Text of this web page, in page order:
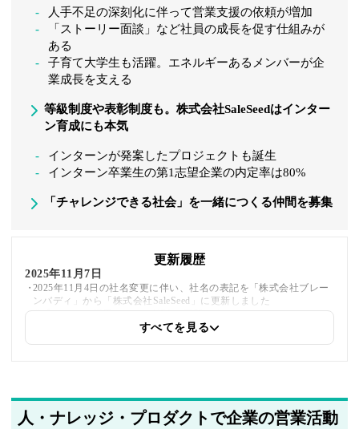
人手不足の深刻化に伴って営業支援の依頼が増加
「ストーリー面談」など社員の成長を促す仕組みが
ある
子育て大学生も活躍。エネルギーあるメンバーが企
業成長を支える
等級制度や表彰制度も。株式会社SaleSeedはインター
ン育成にも本気
インターンが発案したプロジェクトも誕生
インターン卒業生の第1志望企業の内定率は80%
「チャレンジできる社会」を一緒につくる仲間を募集
更新履歴
2025年11月7日
2025年11月4日の社名変更に伴い、社名の表記を「株式会社ブレー
ンバディ」から「株式会社SaleSeed」に更新しました
公式ページ、採用ページのURLを更新しました
2025年5月20日
著者情報の変更を行いました
すべてを見る
人・ナレッジ・プロダクトで企業の営業活動